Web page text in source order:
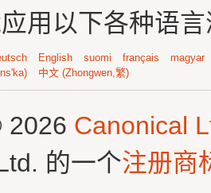
用以下各种语
English suomi français
magyar
中文 (Zhongwen,繁)
2026 Canonical
的一个注册商